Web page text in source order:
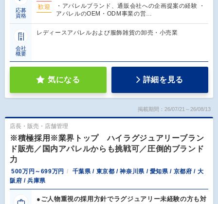
応募
資格
歓迎
・アパレルブランド、通販会社への企画提案の経験 ・
アパレルのOEM・ODM事業の営…
会社
概要
レディースアパレルおよび服飾雑貨の卸売・小売業
気になる 詳細を見る
掲載期間：26/07/21～26/08/13
店長・販売・店舗管理
※積極採用※業界トップ ハイラグジュアリーブラン
ド販売／国内アパレルからも挑戦可／圧倒的ブランド
力
500万円～699万円
千葉県 / 東京都 / 神奈川県 / 愛知県 / 京都府 / 大
阪府 / 兵庫県
●ご人物重視の採用方針でラグジュアリー未経験の方も対